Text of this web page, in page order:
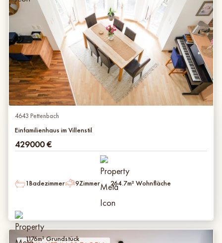
4643 Pettenbach
Einfamilienhaus im Villenstil
429000€
1Badezimmer 9Zimmer 264.7m² Wohnfläche
1176m² Grundstück